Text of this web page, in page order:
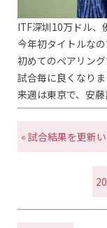
ITF深圳10万ドル、
今年初タイトルな
初めてのペアリン
試合毎に良くなりま
来週は東京で、安
« 試合結果を更新